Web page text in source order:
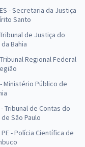
- Secretaria da Justiça
Santo
de Justiça do
Bahia
Tribunal Regional Federal
- Ministério Público de
- Tribunal de Contas do
São Paulo
- Polícia Científica de